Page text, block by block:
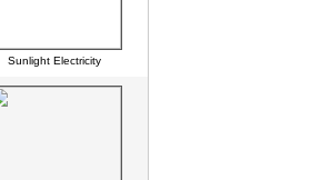
Sunlight Electricity